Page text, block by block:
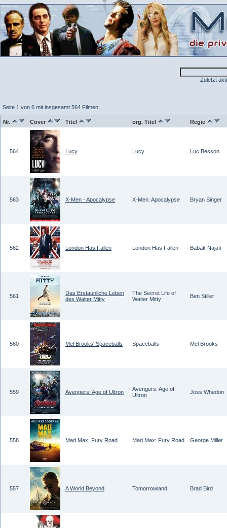
Zuletzt
Seite 1 von 6 mit insgesamt 564 Filmen
Nr. Cover Titel org. Titel Regie
564 Lucy Lucy Luc Besson
563 X-Men - Apocalypse X-Men: Apocalypse Bryan Singer
562 London Has Fallen London Has Fallen Babak Najafi
561
Das Erstaunliche Leben
des Walter Mitty
The Secret Life of
Walter Mitty
Ben Stiller
560 Mel Brooks' Spaceballs Spaceballs Mel Brooks
559 Avengers: Age of Ultron
Avengers: Age of
Ultron
Joss Whedon
558 Mad Max: Fury Road Mad Max: Fury Road George Miller
557 A World Beyond Tomorrowland Brad Bird